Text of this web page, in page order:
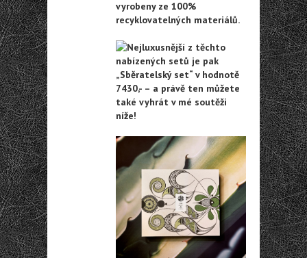
vyrobeny ze 100%
recyklovatelných materiálů.
Nejluxusnější z těchto
nabízených setů je pak
„Sběratelský set“ v hodnotě
7430,- – a právě ten můžete
také vyhrát v mé soutěži
níže!